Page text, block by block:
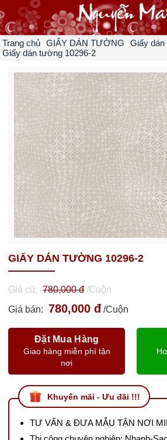
Trang chủ GIẤY DÁN TƯỜNG
Giấy
Giấy dán tường 10296-2
GIẤY DÁN TƯỜNG 10296-2
Giá cũ: 780,000 đ/Cuộn
Giá bán:
780,000 đ /Cuộn
Đặt Mua Hàng
Giao hàng miễn phí tận
nơi
Khuyến mãi - Ưu đãi !!!
TƯ VẤN & ĐƯA MẪU TẬN NƠI